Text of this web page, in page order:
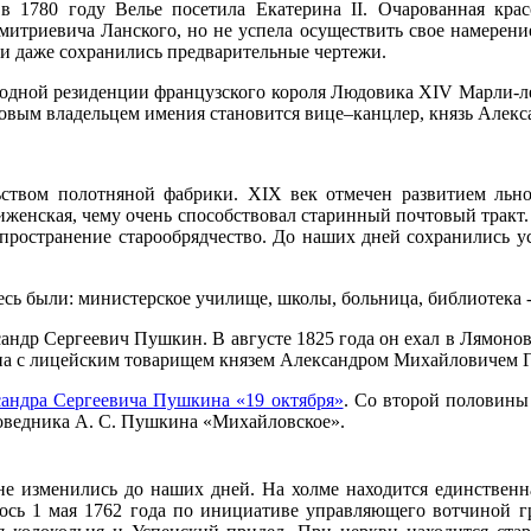
году Велье посетила Екатерина II. Очарованная
Ланского, но не успела осуществить свое
даже сохранились предварительные чертежи.
резиденции французского короля Людовика XIV Марли-
владельцем имения становится вице–канцлер, князь
полотняной фабрики. ХIХ век отмечен развитием
чему очень способствовал старинный почтовый
старообрядчество. До наших дней
были: министерское училище, школы, больница, библиотека
Сергеевич Пушкин. В августе 1825 года он ехал в
с лицейским товарищем князем Александром Михайловичем
Сергеевича Пушкина «19 октября». Со второй
А. С. Пушкина «Михайловское».
до наших дней. На холме находится
1 мая 1762 года по инициативе управляющего вотчиной